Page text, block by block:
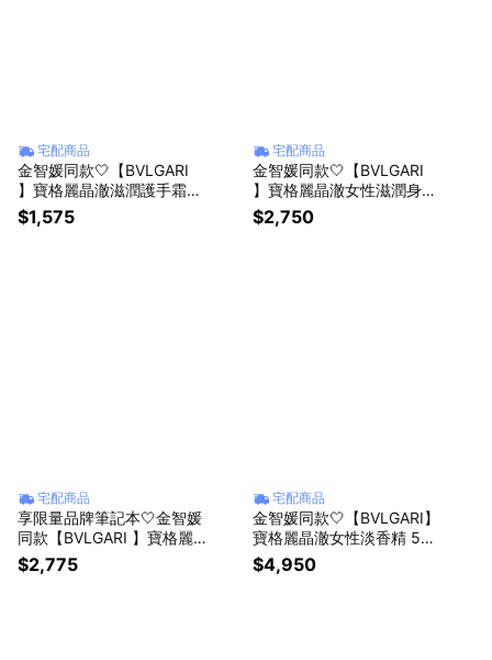
宅配商品
金智媛同款🤍【BVLGARI
】寶格麗晶澈滋潤護手霜40
ML| 送禮首選💝生日贈禮🎁
$1,575
宅配商品
金智媛同款🤍【BVLGARI
】寶格麗晶澈女性滋潤身體
乳200ML | 送禮首選💕
$2,750
宅配商品
享限量品牌筆記本🤍金智媛
同款【BVLGARI 】寶格麗
晶澈女性淡香水30ml+ 晶澈
身體乳 7ml✨
$2,775
宅配商品
金智媛同款🤍【BVLGARI】
寶格麗晶澈女性淡香精 50
ML✨
$4,950